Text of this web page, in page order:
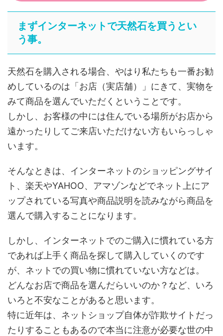
まずインターネットで天然石を買うとい
う事。
天然石を購入される場合、やはり私たちも一番お勧
めしているのは「お店（実店舗）」にきて、実物を
みて商品を選んでいただくということです。
しかし、お客様の中には住んでいる場所がお店から
遠かったりしてご来店いただけない方もいらっしゃ
います。
そんなときは、インターネットのショッピングサイ
ト、楽天やYAHOO、アマゾンなどでネット上にア
ップされている写真や商品説明を読みながら商品を
選んで購入することになります。
しかし、インターネットでのご購入に慣れている方
であれば上手く商品を探して購入していくのです
が、ネットでの買い物に慣れていない方などは。
どんなお店で商品を選んだらいいのか？など、いろ
いろと不安なことがあると思います。
特に近年は、ネットショップ自体が詐欺サイトだっ
たりすることもあるので本当に注意が必要な世の中